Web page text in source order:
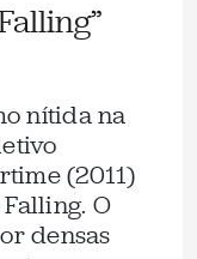
nítida na
(2011)
O
densas